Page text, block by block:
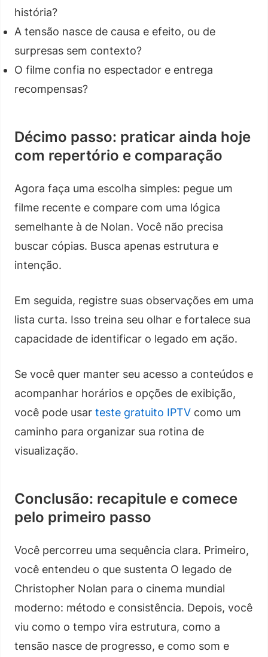
história?
A tensão nasce de causa e efeito, ou de
surpresas sem contexto?
O filme confia no espectador e entrega
recompensas?
Décimo passo: praticar ainda hoje
com repertório e comparação
Agora faça uma escolha simples: pegue um
filme recente e compare com uma lógica
semelhante à de Nolan. Você não precisa
buscar cópias. Busca apenas estrutura e
intenção.
Em seguida, registre suas observações em uma
lista curta. Isso treina seu olhar e fortalece sua
capacidade de identificar o legado em ação.
Se você quer manter seu acesso a conteúdos e
acompanhar horários e opções de exibição,
você pode usar teste gratuito IPTV como um
caminho para organizar sua rotina de
visualização.
Conclusão: recapitule e comece
pelo primeiro passo
Você percorreu uma sequência clara. Primeiro,
você entendeu o que sustenta O legado de
Christopher Nolan para o cinema mundial
moderno: método e consistência. Depois, você
viu como o tempo vira estrutura, como a
tensão nasce de progresso, e como som e